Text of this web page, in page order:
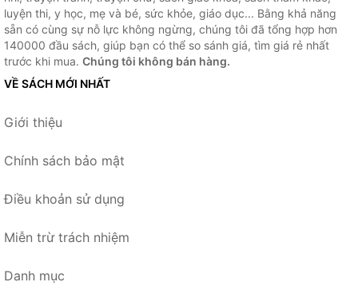
luyện thi, y học, mẹ và bé, sức khỏe, giáo dục... Bằng khả năng
sẵn có cùng sự nỗ lực không ngừng, chúng tôi đã tổng hợp hơn
140000 đầu sách, giúp bạn có thể so sánh giá, tìm giá rẻ nhất
trước khi mua. Chúng tôi không bán hàng.
VỀ SÁCH MỚI NHẤT
Giới thiệu
Chính sách bảo mật
Điều khoản sử dụng
Miễn trừ trách nhiệm
Danh mục